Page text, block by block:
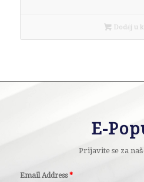
Dodaj u
E-
Prijavite se za
Email Address*